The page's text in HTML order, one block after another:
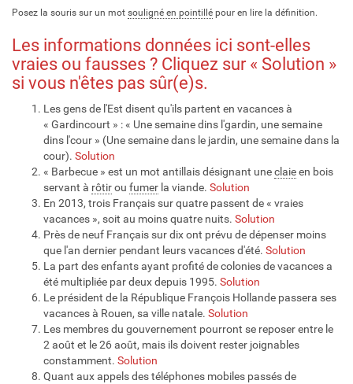
Posez la souris sur un mot souligné en pointillé pour en lire la définition.
Les informations données ici sont-elles
vraies ou fausses ? Cliquez sur « Solution »
si vous n'êtes pas sûr(e)s.
Les gens de l'Est disent qu'ils partent en vacances à
« Gardincourt » : « Une semaine dins l'gardin, une semaine
dins l'cour » (Une semaine dans le jardin, une semaine dans la
cour). Solution
« Barbecue » est un mot antillais désignant uneclaieen bois
servant à rôtirou fumer la viande. Solution
En 2013, trois Français sur quatre passent de « vraies
vacances », soit au moins quatre nuits. Solution
Près de neuf Français sur dix ont prévu de dépenser moins
que l'an dernier pendant leurs vacances d'été. Solution
La part des enfants ayant profité de colonies de vacances a
été multipliée par deux depuis 1995. Solution
Le président de la République François Hollande passera ses
vacances à Rouen, sa ville natale. Solution
Les membres du gouvernement pourront se reposer entre le
2 août et le 26 août, mais ils doivent rester joignables
constamment. Solution
Quant aux appels des téléphones mobiles passés de